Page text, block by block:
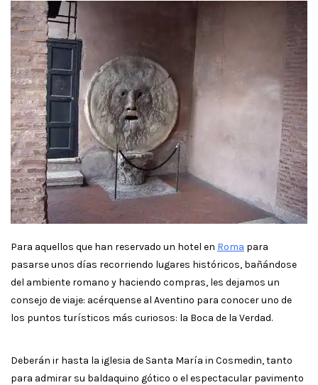
Para aquellos que han reservado un hotel en Roma para
pasarse unos días recorriendo lugares históricos, bañándose
del ambiente romano y haciendo compras, les dejamos un
consejo de viaje: acérquense al Aventino para conocer uno de
los puntos turísticos más curiosos: la Boca de la Verdad.
Deberán ir hasta la iglesia de Santa María in Cosmedin, tanto
para admirar su baldaquino gótico o el espectacular pavimento